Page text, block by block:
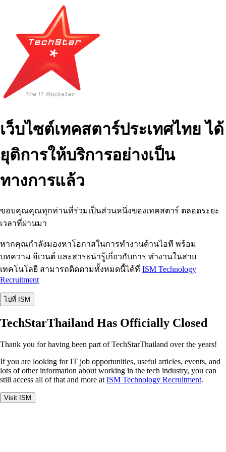
เว็บไซต์เทคสตาร์ประเทศไทย ได้
ยุติการให้บริการอย่างเป็น
ทางการแล้ว
ขอบคุณคุณทุกท่านที่ร่วมเป็นส่วนหนึ่งของเทคสตาร์ ตลอดระยะ
เวลาที่ผ่านมา
หากคุณกำลังมองหาโอกาสในการทำงานด้านไอที พร้อม
บทความ อีเวนต์ และสาระน่ารู้เกี่ยวกับการ ทำงานในสาย
เทคโนโลยี สามารถติดตามทั้งหมดนี้ได้ที่ ISM Technology
Recruitment
ไปที่ ISM
TechStarThailand Has Officially Closed
Thank you for having been part of TechStarThailand over the years!
If you are looking for IT job opportunities, useful articles, events, and
lots of other information about working in the tech industry, you can
still access all of that and more at ISM Technology Recruitment.
Visit ISM